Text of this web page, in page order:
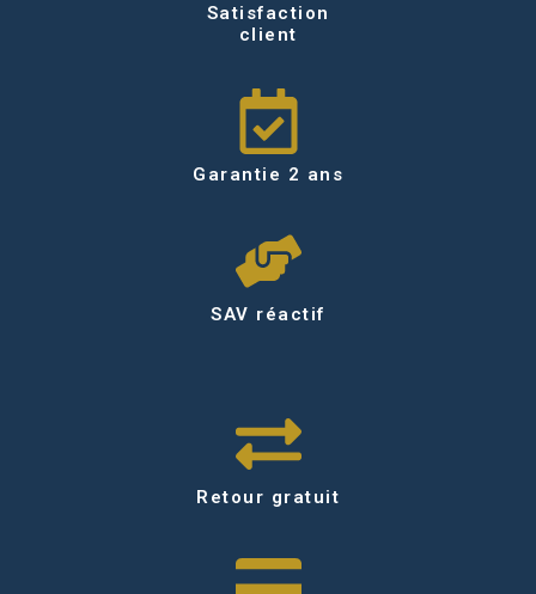
Satisfaction
client
Garantie 2 ans
SAV réactif
Retour gratuit